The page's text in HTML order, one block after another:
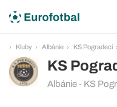
Kluby Albánie KS Pogradeci
KS
Albánie - KS